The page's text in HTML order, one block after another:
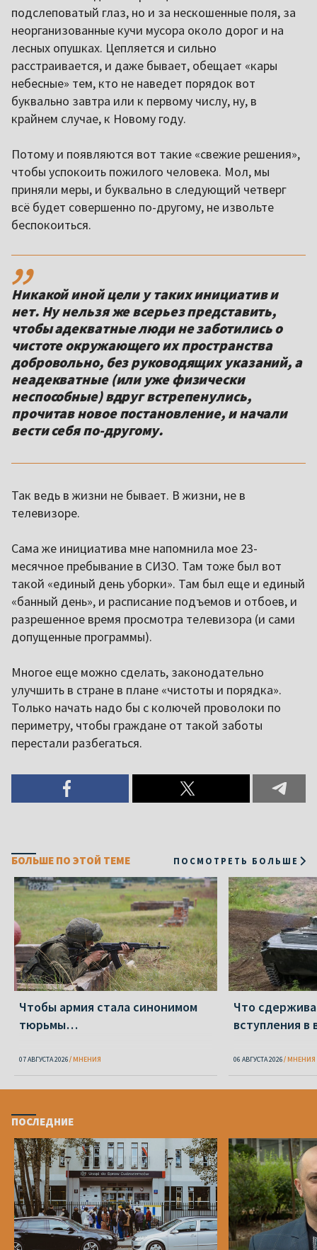
подслеповатый глаз, но и за нескошенные поля, за
неорганизованные кучи мусора около дорог и на
лесных опушках. Цепляется и сильно
расстраивается, и даже бывает, обещает «кары
небесные» тем, кто не наведет порядок вот
буквально завтра или к первому числу, ну, в
крайнем случае, к Новому году.
Потому и появляются вот такие «свежие решения»,
чтобы успокоить пожилого человека. Мол, мы
приняли меры, и буквально в следующий четверг
всё будет совершенно по-другому, не извольте
беспокоиться.
,,
Никакой иной цели у таких инициатив и
нет. Ну нельзя же всерьез представить,
чтобы адекватные люди не заботились о
чистоте окружающего их пространства
добровольно, без руководящих указаний, а
неадекватные (или уже физически
неспособные) вдруг встрепенулись,
прочитав новое постановление, и начали
вести себя по-другому.
Так ведь в жизни не бывает. В жизни, не в
телевизоре.
Сама же инициатива мне напомнила мое 23-
месячное пребывание в СИЗО. Там тоже был вот
такой «единый день уборки». Там был еще и единый
«банный день», и расписание подъемов и отбоев, и
разрешенное время просмотра телевизора (и сами
допущенные программы).
Многое еще можно сделать, законодательно
улучшить в стране в плане «чистоты и порядка».
Только начать надо бы с колючей проволоки по
периметру, чтобы граждане от такой заботы
перестали разбегаться.
БОЛЬШЕ ПО ЭТОЙ ТЕМЕ ПОСМОТРЕТЬ БОЛЬШЕ
Чтобы армия стала синонимом
тюрьмы…
07 АВГУСТА 2026 МНЕНИЯ
Что
вступления в
06 АВГУСТА 2026 МНЕНИЯ
ПОСЛЕДНИЕ